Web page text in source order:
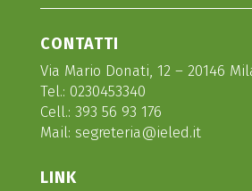
CONTATTI
Via Mario Donati, 12 – 20146
Tel.: 0230453340
Cell.: 393 56 93 176
Mail: segreteria@ieled.it
LINK